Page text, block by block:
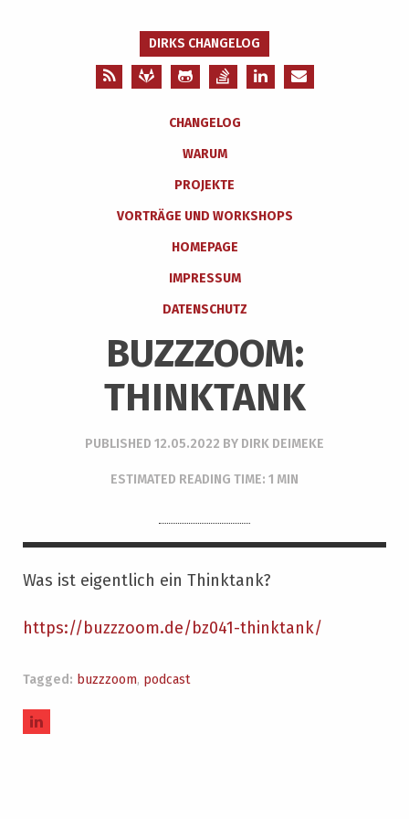
DIRKS CHANGELOG
CHANGELOG
WARUM
PROJEKTE
VORTRÄGE UND WORKSHOPS
HOMEPAGE
IMPRESSUM
DATENSCHUTZ
BUZZZOOM:
THINKTANK
PUBLISHED 12.05.2022 BY DIRK DEIMEKE
ESTIMATED READING TIME: 1 MIN
Was ist eigentlich ein Thinktank?
https://buzzzoom.de/bz041-thinktank/
Tagged: buzzzoom, podcast